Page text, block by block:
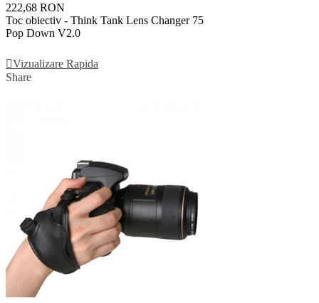
222,68 RON
Toc obiectiv - Think Tank Lens Changer 75
Pop Down V2.0
Vizualizare Rapida
Share